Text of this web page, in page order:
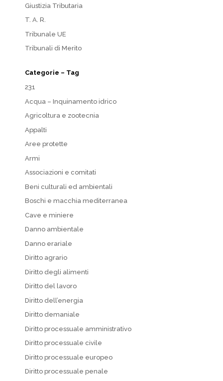
Giustizia Tributaria
T. A. R.
Tribunale UE
Tribunali di Merito
Categorie – Tag
231
Acqua – Inquinamento idrico
Agricoltura e zootecnia
Appalti
Aree protette
Armi
Associazioni e comitati
Beni culturali ed ambientali
Boschi e macchia mediterranea
Cave e miniere
Danno ambientale
Danno erariale
Diritto agrario
Diritto degli alimenti
Diritto del lavoro
Diritto dell’energia
Diritto demaniale
Diritto processuale amministrativo
Diritto processuale civile
Diritto processuale europeo
Diritto processuale penale